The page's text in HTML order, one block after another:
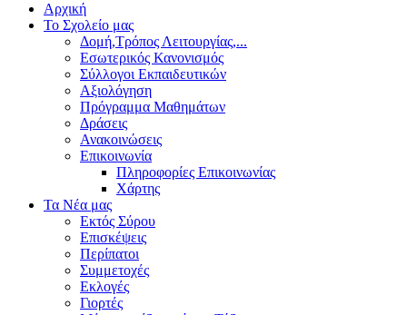
Αρχική
Το Σχολείο μας
Δομή,Τρόπος Λειτουργίας,...
Εσωτερικός Κανονισμός
Σύλλογοι Εκπαιδευτικών
Αξιολόγηση
Πρόγραμμα Μαθημάτων
Δράσεις
Ανακοινώσεις
Επικοινωνία
Πληροφορίες Επικοινωνίας
Χάρτης
Τα Νέα μας
Εκτός Σύρου
Επισκέψεις
Περίπατοι
Συμμετοχές
Εκλογές
Γιορτές